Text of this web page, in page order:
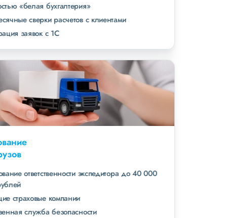
полностью «белая бухгалтерия»
ежемесячные сверки расчетов с клиентами
интеграция заявок с 1С
Страхование
всех грузов
страхование ответственности экспедитора до 40 000
ведущие страховые компании
собственная служба безопасности